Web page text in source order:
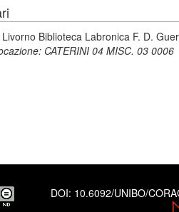
Livorno Biblioteca Labronica F. D.
CATERINI 04 MISC. 03 0006
DOI: 10.6092/UNIBO/